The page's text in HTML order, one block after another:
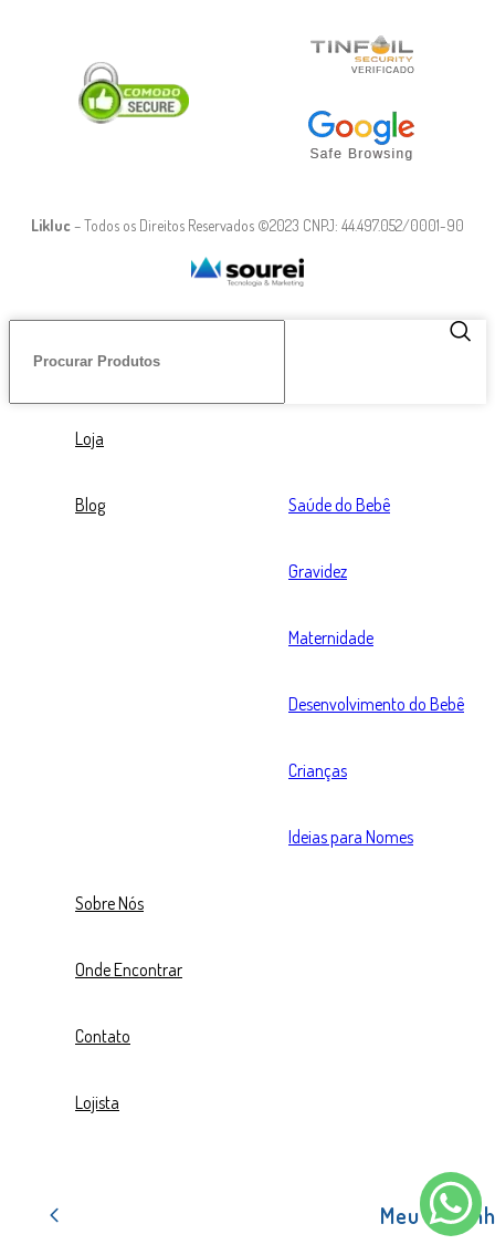
Likluc– Todos os Direitos Reservados ©2023 CNPJ: 44.497.052/0001-90
Loja
Blog Saúde do Bebê
Gravidez
Maternidade
Desenvolvimento do Bebê
Crianças
Ideias para Nomes
Sobre Nós
Onde Encontrar
Contato
Lojista
Meu